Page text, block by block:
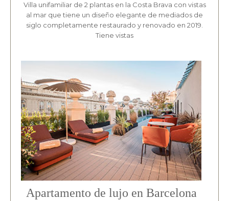
Villa unifamiliar de 2 plantas en la Costa Brava con vistas
al mar que tiene un diseño elegante de mediados de
siglo completamente restaurado y renovado en 2019.
Tiene vistas
Apartamento de lujo en Barcelona